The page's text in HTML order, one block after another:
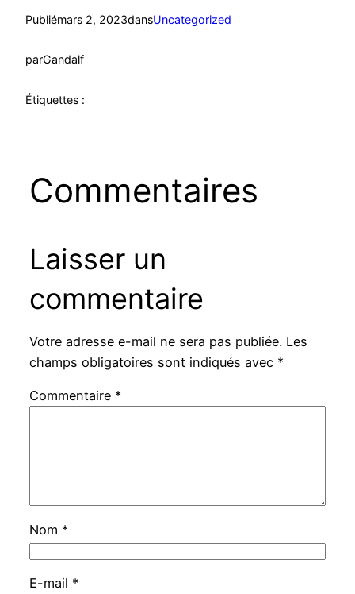
Publiémars 2, 2023dansUncategorized
parGandalf
Étiquettes :
Commentaires
Laisser un
commentaire
Votre adresse e-mail ne sera pas publiée. Les
champs obligatoires sont indiqués avec *
Commentaire *
Nom *
E-mail *